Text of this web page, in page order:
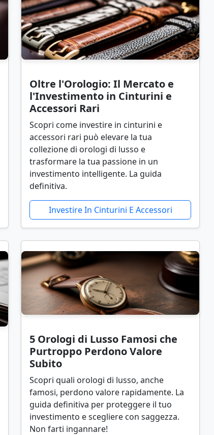
Oltre l'Orologio: Il Mercato e
l'Investimento in Cinturini e
Accessori Rari
Scopri come investire in cinturini e
accessori rari può elevare la tua
collezione di orologi di lusso e
trasformare la tua passione in un
investimento intelligente. La guida
definitiva.
Investire In Cinturini E Accessori
5 Orologi di Lusso Famosi che
Purtroppo Perdono Valore
Subito
Scopri quali orologi di lusso, anche
famosi, perdono valore rapidamente. La
guida definitiva per proteggere il tuo
investimento e scegliere con saggezza.
Non farti ingannare!